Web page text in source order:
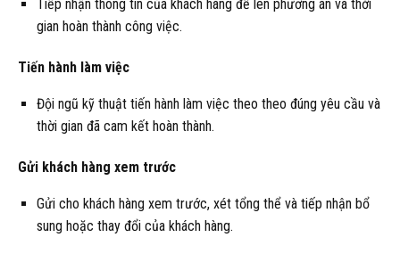
Tiếp nhận thông tin của khách hàng để lên phương án và thời
gian hoàn thành công việc.
Tiến hành làm việc
Đội ngũ kỹ thuật tiến hành làm việc theo theo đúng yêu cầu và
thời gian đã cam kết hoàn thành.
Gửi khách hàng xem trước
Gửi cho khách hàng xem trước, xét tổng thể và tiếp nhận bổ
sung hoặc thay đổi của khách hàng.